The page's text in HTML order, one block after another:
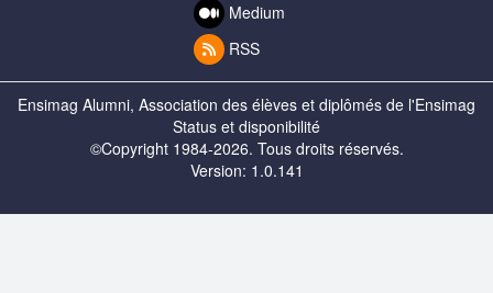
Medium
RSS
Ensimag Alumni, Association des élèves et diplômés de l'Ensimag
Status et disponibilité
©Copyright 1984-2026. Tous droits réservés.
Version: 1.0.141